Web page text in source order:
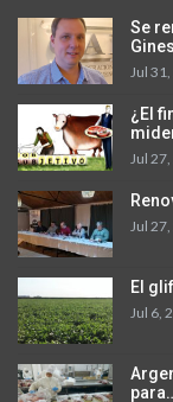
Se
Jul
¿El
Jul
Jul
El
Jul 6,